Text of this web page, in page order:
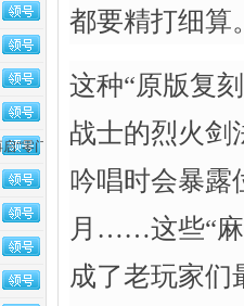
“零门槛”热血
都要精打细算
这种“原版复
战士的烈火剑
吟唱时会暴露
月……这些“麻
成了老玩家